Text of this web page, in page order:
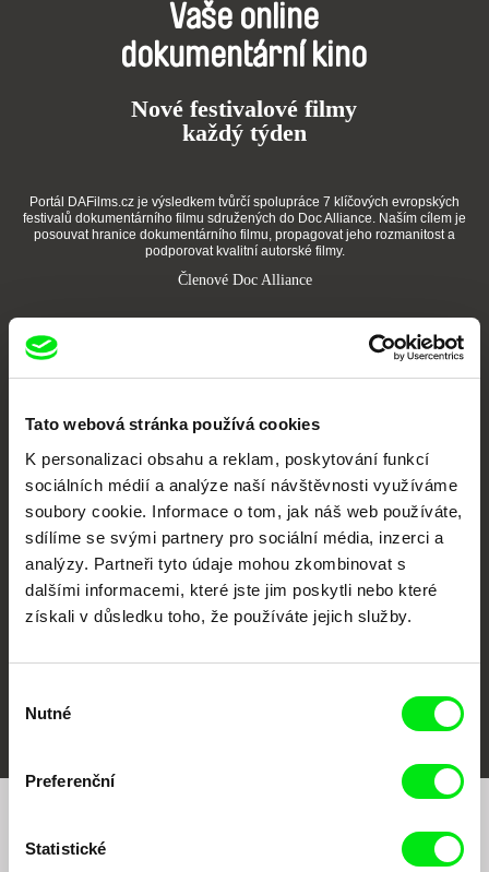
Tato webová stránka používá cookies
K personalizaci obsahu a reklam, poskytování funkcí
sociálních médií a analýze naší návštěvnosti využíváme
soubory cookie. Informace o tom, jak náš web používáte,
sdílíme se svými partnery pro sociální média, inzerci a
analýzy. Partneři tyto údaje mohou zkombinovat s
dalšími informacemi, které jste jim poskytli nebo které
získali v důsledku toho, že používáte jejich služby.
souhlasu
Nutné
Preferenční
Statistické
Vaše online
dokumentární kino
Nové festivalové filmy
každý týden
Portál DAFilms.cz je výsledkem tvůrčí spolupráce 7 klíčových evropských
festivalů dokumentárního filmu sdružených do Doc Alliance. Naším cílem je
posouvat hranice dokumentárního filmu, propagovat jeho rozmanitost a
podporovat kvalitní autorské filmy.
Členové Doc Alliance
CPH:DOX Doclisboa
Millennium Docs
Against Gravity
DOK Leipzig
Chcete být pravidelně informováni o našem